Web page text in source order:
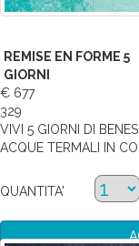
REMISE EN FORME 5
GIORNI
€ 677
329
VIVI 5 GIORNI DI
ACQUE TERMALI IN
QUANTITA'